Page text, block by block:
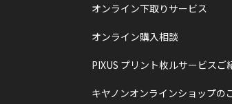
オンライン下取りサービス
オンライン購入相談
PIXUS プリント枚ルサービスご
キヤノンオンラインショップの